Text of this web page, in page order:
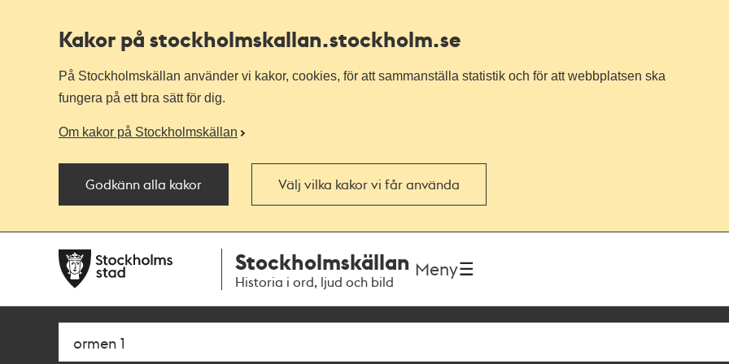
Kakor på stockholmskallan.stockholm.se
På Stockholmskällan använder vi kakor, cookies, för att sammanställa statistik och för att webbplatsen ska
fungera på ett bra sätt för dig.
Om kakor på Stockholmskällan
Godkänn alla kakor Välj vilka kakor vi får använda
navigationen
huvudinnehållet
Stockholmskällan
Historia i ord, ljud och bild
Meny
Sök